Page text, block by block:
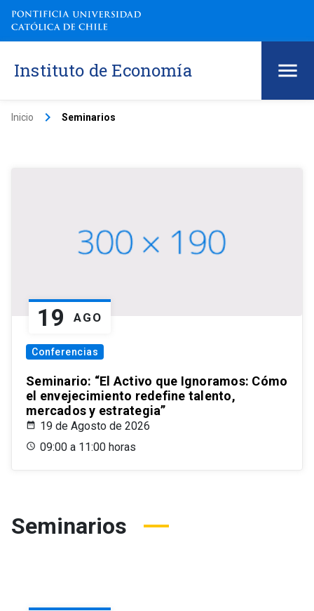
Instituto de Economía
Inicio keyboard_arrow_right Seminarios
19 AGO
Conferencias
Seminario: “El Activo que Ignoramos: Cómo
el envejecimiento redefine talento,
mercados y estrategia”
19 de Agosto de 2026
09:00 a 11:00 horas
Seminarios